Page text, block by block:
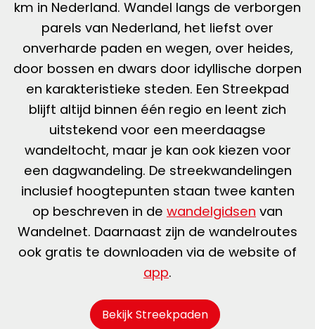
km in Nederland. Wandel langs de verborgen
parels van Nederland, het liefst over
onverharde paden en wegen, over heides,
door bossen en dwars door idyllische dorpen
en karakteristieke steden. Een Streekpad
blijft altijd binnen één regio en leent zich
uitstekend voor een meerdaagse
wandeltocht, maar je kan ook kiezen voor
een dagwandeling. De streekwandelingen
inclusief hoogtepunten staan twee kanten
op beschreven in de wandelgidsen van
Wandelnet. Daarnaast zijn de wandelroutes
ook gratis te downloaden via de website of
app.
Bekijk Streekpaden